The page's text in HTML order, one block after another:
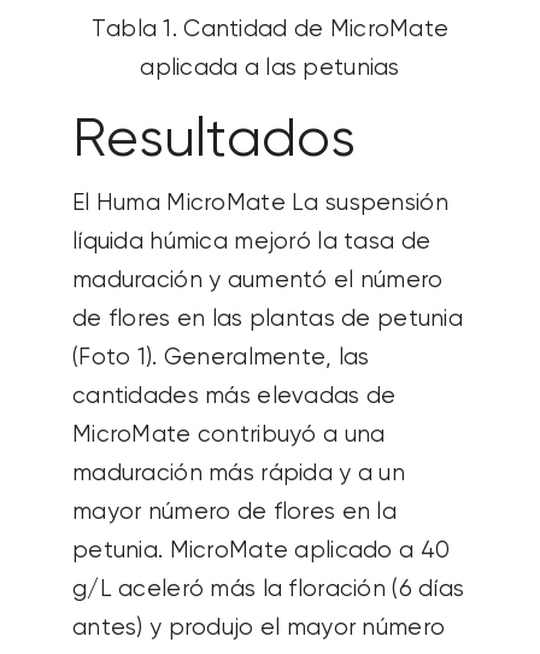
Tabla 1. Cantidad de MicroMate
aplicada a las petunias
Resultados
El Huma MicroMate La suspensión
líquida húmica mejoró la tasa de
maduración y aumentó el número
de flores en las plantas de petunia
(Foto 1). Generalmente, las
cantidades más elevadas de
MicroMate contribuyó a una
maduración más rápida y a un
mayor número de flores en la
petunia. MicroMate aplicado a 40
g/L aceleró más la floración (6 días
antes) y produjo el mayor número